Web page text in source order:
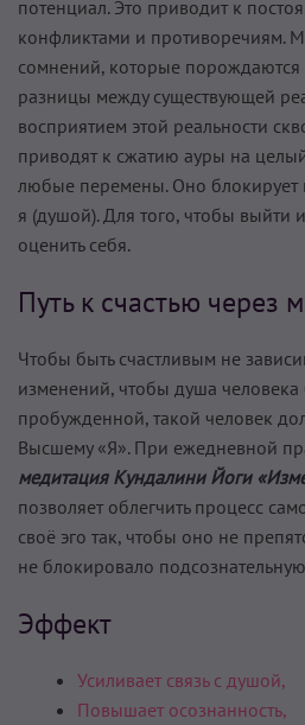
потенциал. Это приводит к
конфликтами и противоречиям.
сомнений, которые
разницы между существующей
восприятием этой реальности
приводят к сжатию ауры на
любые перемены. Оно блокирует
я (душой). Для того, чтобы
оценить себя.
Путь к счастью через
Чтобы быть счастливым не
изменений, чтобы душа
пробужденной, такой человек
Высшему «Я». При ежедневной
медитация Кундалини Йоги
позволяет облегчить процесс
своё эго так, чтобы оно не
не блокировало
Эффект
Усиливает связь с душой,
Повышает осознанность,